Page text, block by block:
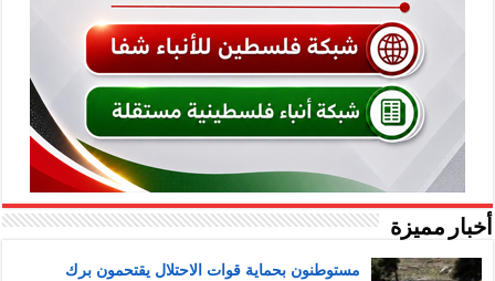
أخبار مميزة
مستوطنون بحماية قوات الاحتلال يقتحمون برك